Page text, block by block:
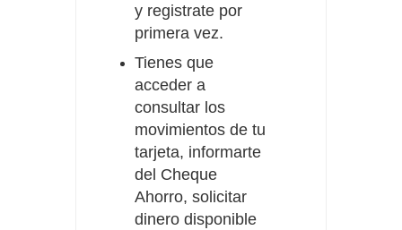
y registrate por
primera vez.
Tienes que
acceder a
consultar los
movimientos de tu
tarjeta, informarte
del Cheque
Ahorro, solicitar
dinero disponible